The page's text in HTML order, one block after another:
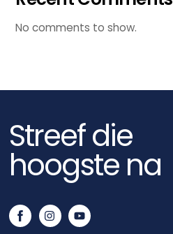
No comments to show.
Streef die
hoogste na